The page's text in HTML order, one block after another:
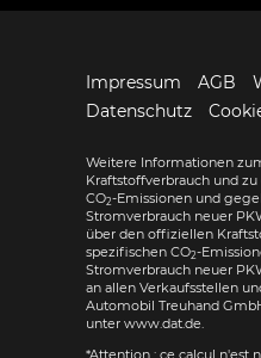
Impressum AGB
Datenschutz
Weitere Informationen
Kraftstoffverbrauch und
CO2-Emissionen und
Stromverbrauch neuer
über den offiziellen
spezifischen CO2-
Stromverbrauch neuer
an allen Verkaufsstellen
Automobil Treuhand
unter www.dat.de.
*Attention : ce calcul n'est